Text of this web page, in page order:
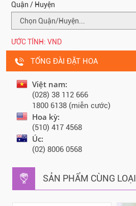
Quận / Huyện
ƯỚC TÍNH: VND
TỔNG ĐÀI ĐẶT HOA
Việt nam:
(028) 38 112 666
1800 6138 (miễn cước)
Hoa kỳ:
(510) 417 4568
Úc:
(02) 8006 0568
SẢN PHẨM CÙNG LOẠI